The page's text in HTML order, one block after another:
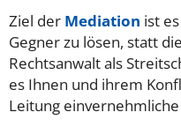
Ziel der Mediation ist
Gegner zu lösen, statt
Rechtsanwalt als
es Ihnen und ihrem
Leitung